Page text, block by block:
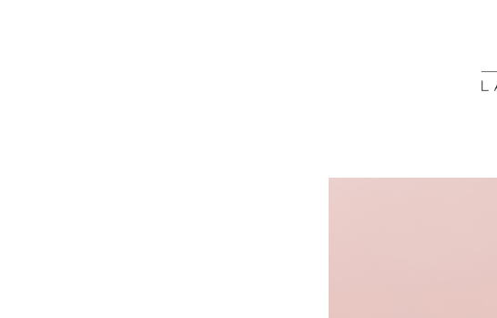
Brillo Navideño: Ideas